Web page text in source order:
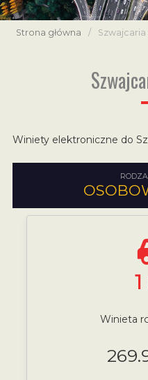
Strona główna /
Winiety elektroniczne do
1
Winieta